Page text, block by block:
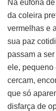
Na euforia
da coleira
vermelhas e
sua paz
passam a
ele, pequeno
cercam,
que só
disfarça de